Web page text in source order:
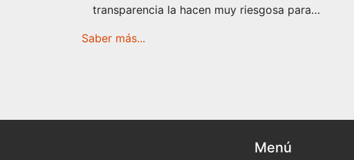
transparencia la hacen muy riesgosa para
Saber más...
Menú